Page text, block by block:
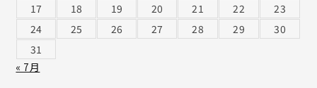
17
18 19 20 21 22
23
24
25 26 27 28 29
30
31
« 7月